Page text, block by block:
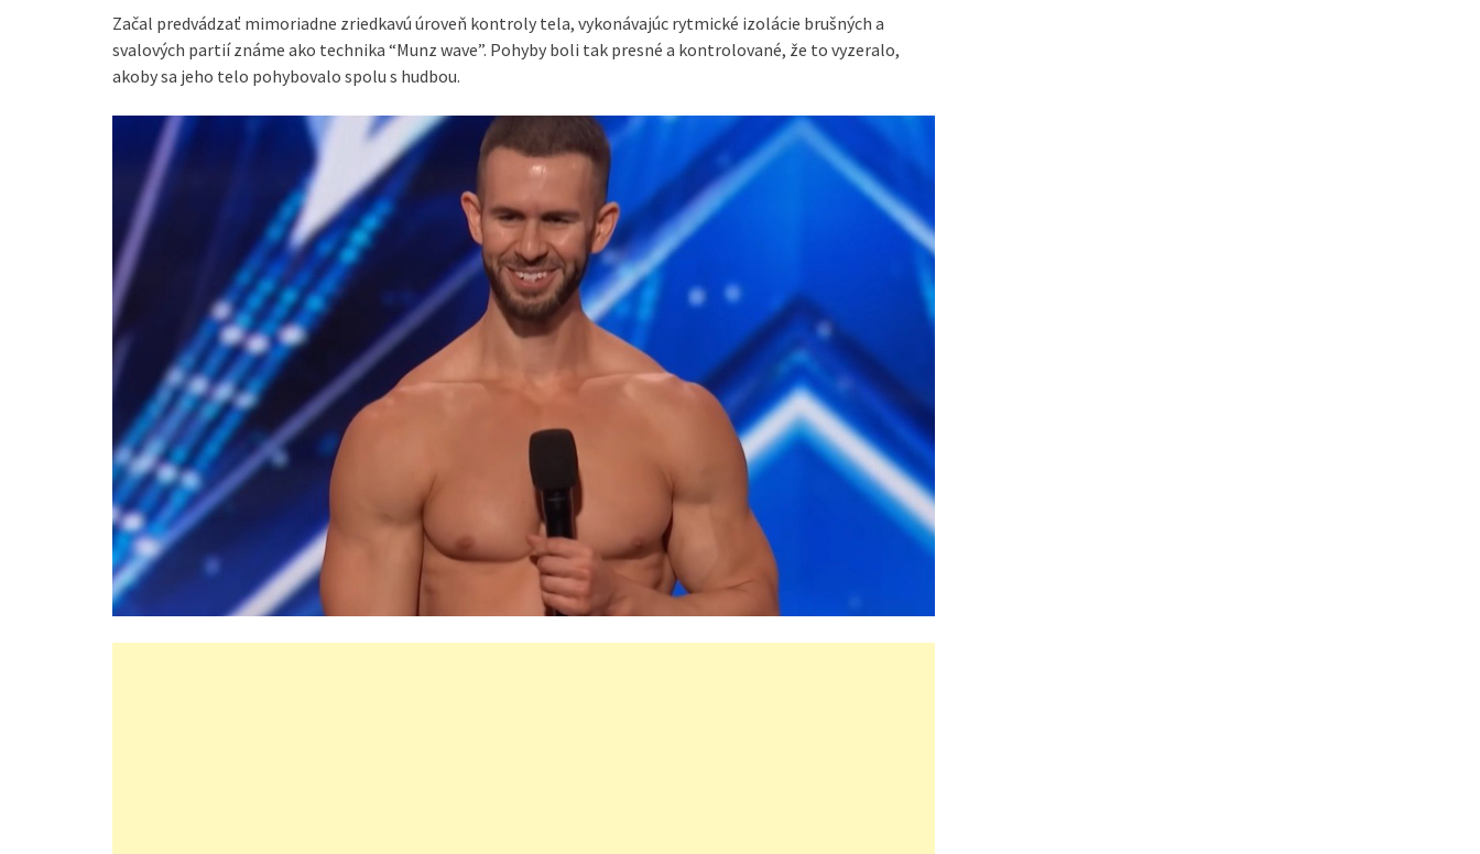
Začal predvádzať mimoriadne zriedkavú úroveň kontroly tela, vykonávajúc rytmické izolácie brušných a
svalových partií známe ako technika “Munz wave”. Pohyby boli tak presné a kontrolované, že to vyzeralo,
akoby sa jeho telo pohybovalo spolu s hudbou.